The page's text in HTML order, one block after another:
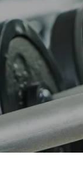
e adoro